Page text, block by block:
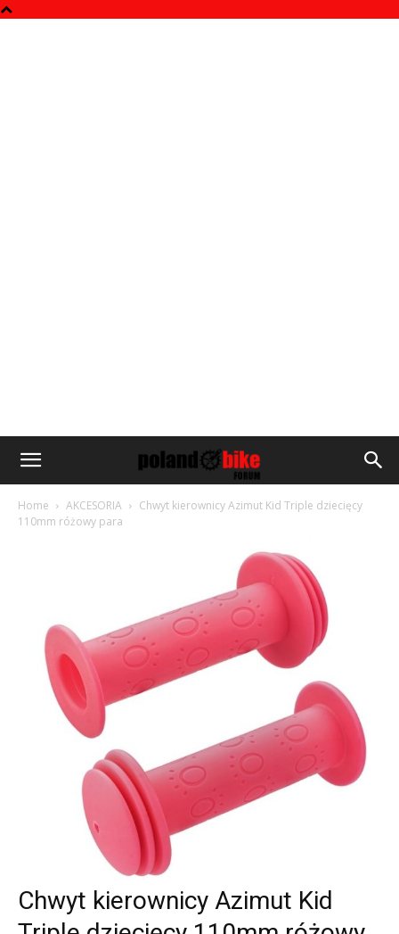
Home AKCESORIA
Chwyt kierownicy Azimut Kid Triple dziecięcy
110mm różowy para
Chwyt kierownicy Azimut Kid